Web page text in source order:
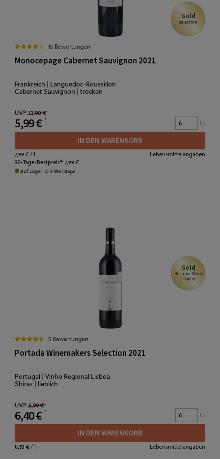
Gold
selection
15 Bewertungen
Monocepage Cabernet Sauvignon 2021
Frankreich | Languedoc-Roussillon
Cabernet Sauvignon | trocken
UVP 12,90 €
5,99 € Fl.
IN DEN WARENKORB
7,99 €/ l
Lebensmittelangaben
30-Tage-Bestpreis4: 7,99 €
Auf Lager. 2-3 Werktage
Gold
Berliner Wein
Trophy
5 Bewertungen
Portada Winemakers Selection 2021
Portugal | Vinho Regional Lisboa
Shiraz | lieblich
UVP 6,99 €
6,40 € Fl.
IN DEN WARENKORB
8,53 €/ l Lebensmittelangaben